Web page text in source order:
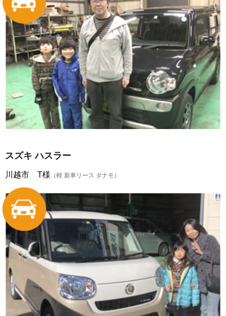
スズキ ハスラー
川越市 T様 （軽 新車リース タナモ）